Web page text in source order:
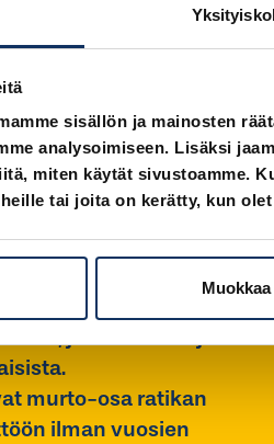
sisällön ja mainosten
analysoimiseen. Lisäksi
miten käytät sivustoamme.
tai joita on kerätty, kun
Muokkaa
Lue lisää
mutta ei
joustamaton ja
murto-osa ratikan
ilman vuosien